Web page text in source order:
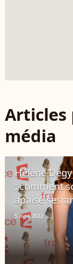
Articles
média
Hélène
: comment
apaisé ses
5 avril 2022